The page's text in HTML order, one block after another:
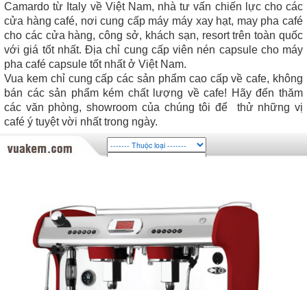
Camardo từ Italy về Việt Nam, nhà tư vấn chiến lực cho các
cửa hàng café, nơi cung cấp máy máy xay hạt, may pha café
cho các cửa hàng, công sở, khách sạn, resort trên toàn quốc
với giá tốt nhất. Địa chỉ cung cấp viên nén capsule cho máy
pha café capsule tốt nhất ở Việt Nam.
Vua kem chỉ cung cấp các sản phẩm cao cấp về cafe, không
bán các sản phẩm kém chất lượng về cafe! Hãy đến thăm
các văn phòng, showroom của chúng tôi để thử những vị
café ý tuyệt vời nhất trong ngày.